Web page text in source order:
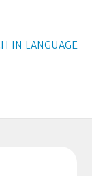
IN LANGUAGE